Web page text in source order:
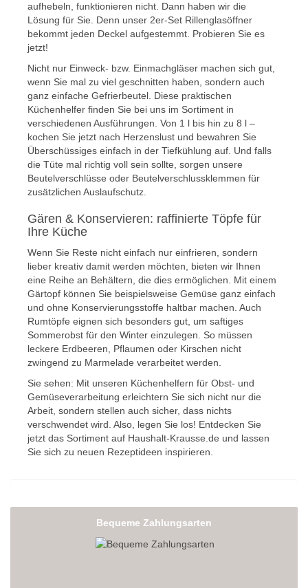
aufhebeln, funktionieren nicht. Dann haben wir die
Lösung für Sie. Denn unser 2er-Set Rillenglasöffner
bekommt jeden Deckel aufgestemmt. Probieren Sie es
jetzt!
Nicht nur Einweck- bzw. Einmachgläser machen sich gut,
wenn Sie mal zu viel geschnitten haben, sondern auch
ganz einfache Gefrierbeutel. Diese praktischen
Küchenhelfer finden Sie bei uns im Sortiment in
verschiedenen Ausführungen. Von 1 l bis hin zu 8 l –
kochen Sie jetzt nach Herzenslust und bewahren Sie
Überschüssiges einfach in der Tiefkühlung auf. Und falls
die Tüte mal richtig voll sein sollte, sorgen unsere
Beutelverschlüsse oder Beutelverschlussklemmen für
zusätzlichen Auslaufschutz.
Gären & Konservieren: raffinierte Töpfe für
Ihre Küche
Wenn Sie Reste nicht einfach nur einfrieren, sondern
lieber kreativ damit werden möchten, bieten wir Ihnen
eine Reihe an Behältern, die dies ermöglichen. Mit einem
Gärtopf können Sie beispielsweise Gemüse ganz einfach
und ohne Konservierungsstoffe haltbar machen. Auch
Rumtöpfe eignen sich besonders gut, um saftiges
Sommerobst für den Winter einzulegen. So müssen
leckere Erdbeeren, Pflaumen oder Kirschen nicht
zwingend zu Marmelade verarbeitet werden.
Sie sehen: Mit unseren Küchenhelfern für Obst- und
Gemüseverarbeitung erleichtern Sie sich nicht nur die
Arbeit, sondern stellen auch sicher, dass nichts
verschwendet wird. Also, legen Sie los! Entdecken Sie
jetzt das Sortiment auf Haushalt-Krausse.de und lassen
Sie sich zu neuen Rezeptideen inspirieren.
Bequeme Zahlungsarten